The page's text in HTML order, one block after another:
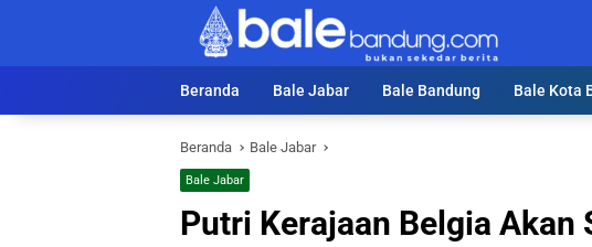
Beranda Bale Jabar Bale Bandung Bale Kota
Beranda Bale Jabar
Bale Jabar
Putri Kerajaan Belgia Akan